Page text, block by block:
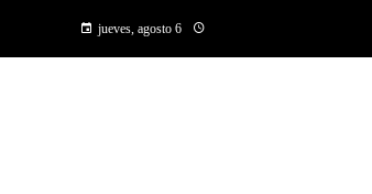
jueves, agosto 6